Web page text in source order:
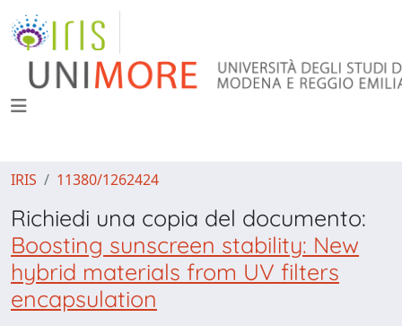
IRIS 11380/1262424
Richiedi una copia del documento:
Boosting sunscreen stability: New
hybrid materials from UV filters
encapsulation